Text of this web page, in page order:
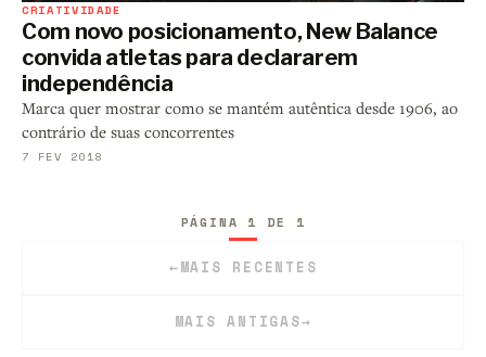
CRIATIVIDADE
Com novo posicionamento, New Balance
convida atletas para declararem
independência
Marca quer mostrar como se mantém autêntica desde 1906, ao
contrário de suas concorrentes
7 FEV 2018
←MAIS RECENTES
PÁGINA 1 DE 1
MAIS ANTIGAS→